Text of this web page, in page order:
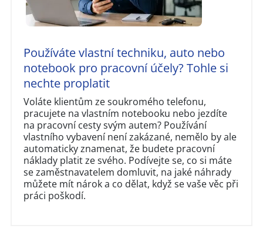
Používáte vlastní techniku, auto nebo
notebook pro pracovní účely? Tohle si
nechte proplatit
Voláte klientům ze soukromého telefonu,
pracujete na vlastním notebooku nebo jezdíte
na pracovní cesty svým autem? Používání
vlastního vybavení není zakázané, nemělo by ale
automaticky znamenat, že budete pracovní
náklady platit ze svého. Podívejte se, co si máte
se zaměstnavatelem domluvit, na jaké náhrady
můžete mít nárok a co dělat, když se vaše věc při
práci poškodí.